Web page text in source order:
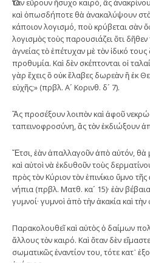
Ὅταν εὕρουν ἥσυχο καιρό, ἂς
καὶ ὁπωσδήποτε θὰ ἀνακαλύψουν
κάποιον λογισμό, ποὺ κρύβεται σὰν
λογισμὸς τοὺς παρουσιάζει ὅτι
ἁγνείας τὸ ἐπέτυχαν μὲ τὸν ἰδικό τους
προθυμία. Καὶ δὲν σκέπτονται οἱ
γὰρ ἔχεις ὃ οὐκ ἔλαβες δωρεὰν ἢ ἐκ
εὐχῆς;» (πρβλ. Α´ Κορινθ. δ´ 7).
Ἂς προσέξουν λοιπὸν καὶ ἀφοῦ
ταπεινοφροσύνη, ἂς τὸν ἐκδιώξουν
Ἔτσι, ἐὰν ἀπαλλαγοῦν ἀπὸ αὐτόν,
καὶ αὐτοὶ νὰ ἐκδυθοῦν τοὺς
πρὸς τὸν Κύριον τὸν ἐπινίκιο ὕμνο
νήπια (πρβλ. Ματθ. κα´ 15)· ἐὰν
γυμνοί· γυμνοὶ ἀπὸ τὴν ἀκακία καὶ
Παρακολουθεῖ καὶ αὐτὸς ὁ δαίμων
ἄλλους τὸν καιρό. Καὶ ὅταν δὲν
σωματικῶς ἐναντίον του, τότε κατ᾿